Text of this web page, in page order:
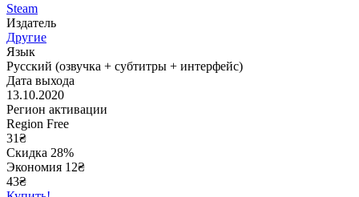
Steam
Издатель
Другие
Язык
Русский (озвучка + субтитры + интерфейс)
Дата выхода
13.10.2020
Регион активации
Region Free
31₴
Скидка 28%
Экономия 12₴
43₴